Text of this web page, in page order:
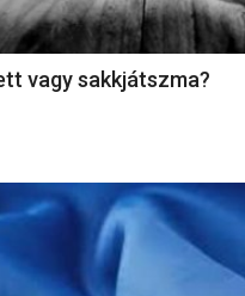
vagy sakkjátszma?